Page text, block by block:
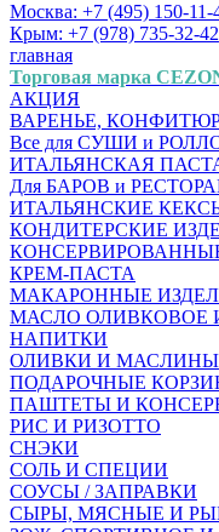
Москва: +7 (495) 150-11-
Крым: +7 (978) 735-32-42
главная
Торговая марка
АКЦИЯ
ВАРЕНЬЕ,
Все для СУШИ и
ИТАЛЬЯНСКАЯ ПАСТА
Для БАРОВ и
ИТАЛЬЯНСКИЕ
КОНДИТЕРСКИЕ
КРЕМ-ПАСТА
МАКАРОННЫЕ
МАСЛО ОЛИВКОВОЕ
НАПИТКИ
ОЛИВКИ И МАСЛИНЫ
ПОДАРОЧНЫЕ
ПАШТЕТЫ И
РИС И РИЗОТТО
СНЭКИ
СОЛЬ И СПЕЦИИ
СОУСЫ / ЗАПРАВКИ
СЫРЫ, МЯСНЫЕ И